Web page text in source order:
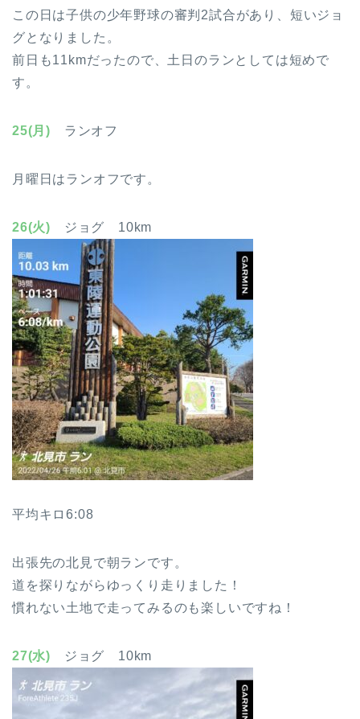
この日は子供の少年野球の審判2試合があり、短いジョ
グとなりました。
前日も11kmだったので、土日のランとしては短めで
す。
25(月) ランオフ
月曜日はランオフです。
26(火) ジョグ 10km
平均キロ6:08
出張先の北見で朝ランです。
道を探りながらゆっくり走りました！
慣れない土地で走ってみるのも楽しいですね！
27(水) ジョグ 10km